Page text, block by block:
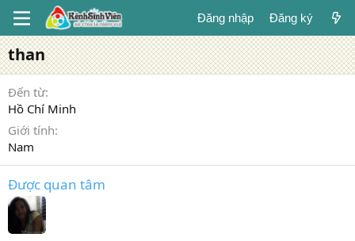
Đăng nhập Đăng ký
than
Đến từ
Hồ Chí Minh
Giới tính
Nam
Được quan tâm